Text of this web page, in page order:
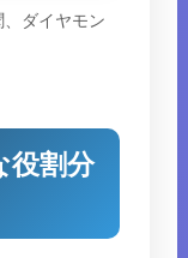
、ダイヤモン
役割分